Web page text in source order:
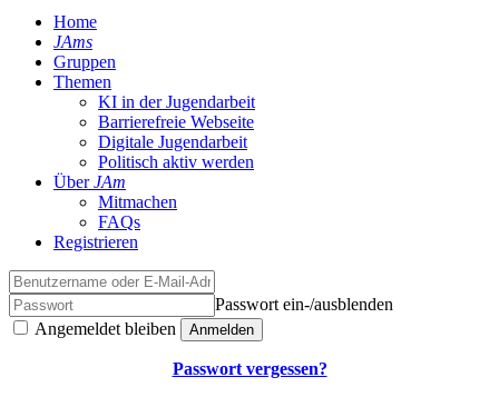
Home
JAms
Gruppen
Themen
KI in der Jugendarbeit
Barrierefreie Webseite
Digitale Jugendarbeit
Politisch aktiv werden
ÜberJAm
Mitmachen
FAQs
Registrieren
Passwort ein-/ausblenden
Angemeldet bleiben
Anmelden
Passwort vergessen?